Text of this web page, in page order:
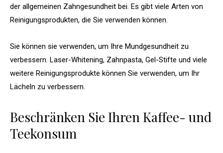
der allgemeinen Zahngesundheit bei. Es gibt viele Arten von
Reinigungsprodukten, die Sie verwenden können.
Sie können sie verwenden, um Ihre Mundgesundheit zu
verbessern. Laser-Whitening, Zahnpasta, Gel-Stifte und viele
weitere Reinigungsprodukte können Sie verwenden, um Ihr
Lächeln zu verbessern.
Beschränken Sie Ihren Kaffee- und
Teekonsum